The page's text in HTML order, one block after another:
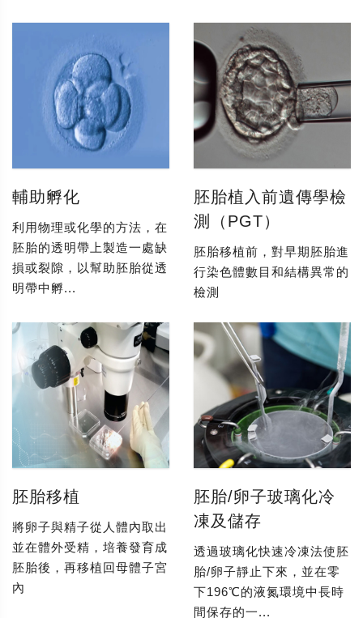
輔助孵化
利用物理或化學的方法，在
胚胎的透明帶上製造一處缺
損或裂隙，以幫助胚胎從透
明帶中孵...
胚胎植入前遺傳學檢
測（PGT）
胚胎移植前，對早期胚胎進
行染色體數目和結構異常的
檢測
胚胎移植
將卵子與精子從人體內取出
並在體外受精，培養發育成
胚胎後，再移植回母體子宮
內
胚胎/卵子玻璃化冷
凍及儲存
透過玻璃化快速冷凍法使胚
胎/卵子靜止下來，並在零
下196℃的液氮環境中長時
間保存的一...